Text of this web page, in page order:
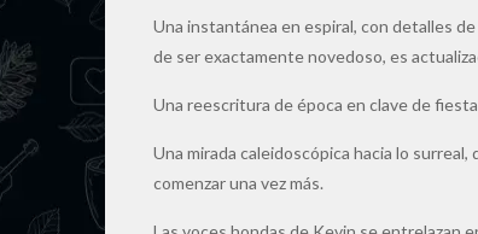
Una instantánea en espiral, con detalles
de ser exactamente novedoso, es
Una reescritura de época en clave de
Una mirada caleidoscópica hacia lo
comenzar una vez más.